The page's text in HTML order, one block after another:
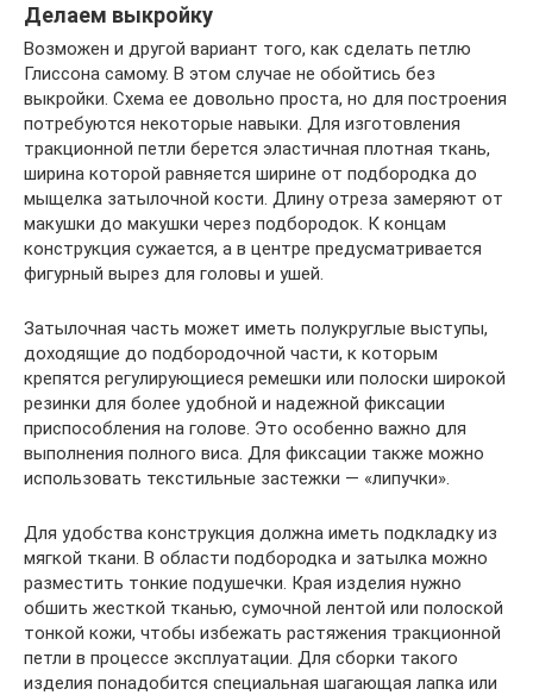
Делаем выкройку
Возможен и другой вариант того, как сделать петлю
Глиссона самому. В этом случае не обойтись без
выкройки. Схема ее довольно проста, но для построения
потребуются некоторые навыки. Для изготовления
тракционной петли берется эластичная плотная ткань,
ширина которой равняется ширине от подбородка до
мыщелка затылочной кости. Длину отреза замеряют от
макушки до макушки через подбородок. К концам
конструкция сужается, а в центре предусматривается
фигурный вырез для головы и ушей.
Затылочная часть может иметь полукруглые выступы,
доходящие до подбородочной части, к которым
крепятся регулирующиеся ремешки или полоски широкой
резинки для более удобной и надежной фиксации
приспособления на голове. Это особенно важно для
выполнения полного виса. Для фиксации также можно
использовать текстильные застежки — «липучки».
Для удобства конструкция должна иметь подкладку из
мягкой ткани. В области подбородка и затылка можно
разместить тонкие подушечки. Края изделия нужно
обшить жесткой тканью, сумочной лентой или полоской
тонкой кожи, чтобы избежать растяжения тракционной
петли в процессе эксплуатации. Для сборки такого
изделия понадобится специальная шагающая лапка или